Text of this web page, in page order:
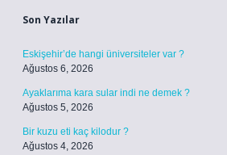
Son Yazılar
Eskişehir’de hangi üniversiteler var ?
Ağustos 6, 2026
Ayaklarıma kara sular indi ne demek ?
Ağustos 5, 2026
Bir kuzu eti kaç kilodur ?
Ağustos 4, 2026